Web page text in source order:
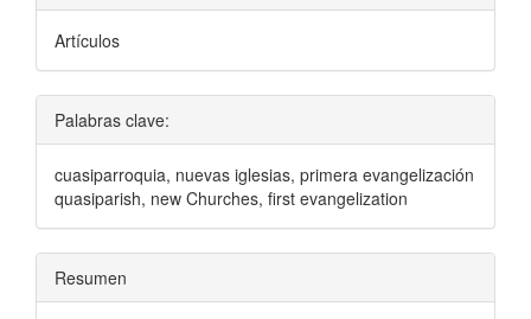
Artículos
Palabras clave:
cuasiparroquia, nuevas iglesias, primera evangelización
quasiparish, new Churches, first evangelization
Resumen